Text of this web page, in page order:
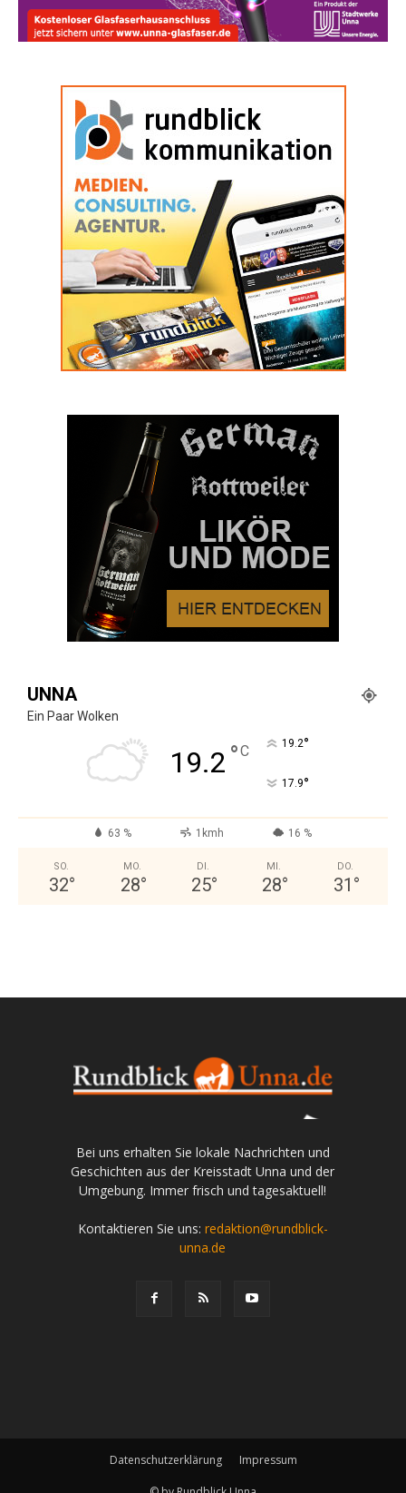
UNNA
Ein Paar Wolken
19.2 °C 19.2°
17.9°
63 % 1kmh 16 %
SO.
32°
MO.
28°
DI.
25°
MI.
28°
DO.
31 °
Bei uns erhalten Sie lokale Nachrichten und
Geschichten aus der Kreisstadt Unna und der
Umgebung. Immer frisch und tagesaktuell!
Kontaktieren Sie uns: redaktion@rundblick-
unna.de
Datenschutzerklärung Impressum